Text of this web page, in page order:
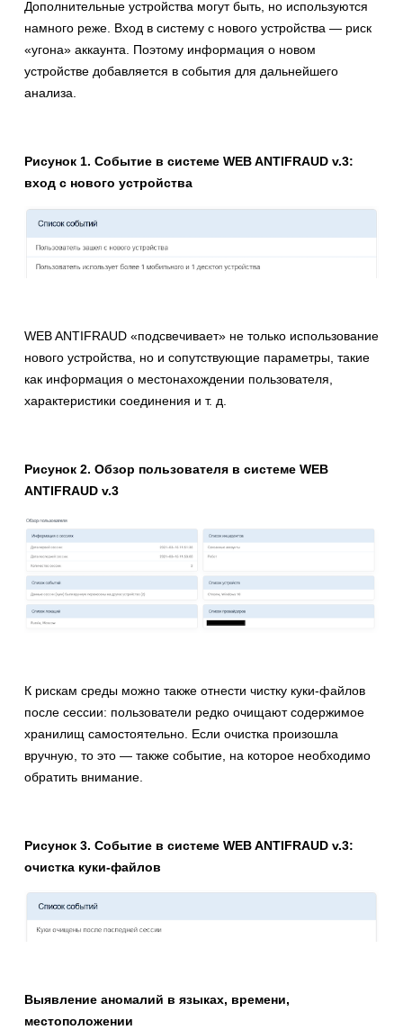
Дополнительные устройства могут быть, но используются
намного реже. Вход в систему с нового устройства — риск
«угона» аккаунта. Поэтому информация о новом
устройстве добавляется в события для дальнейшего
анализа.
Рисунок 1. Событие в системе WEB ANTIFRAUD v.3:
вход с нового устройства
WEB ANTIFRAUD «подсвечивает» не только использование
нового устройства, но и сопутствующие параметры, такие
как информация о местонахождении пользователя,
характеристики соединения и т. д.
Рисунок 2. Обзор пользователя в системе WEB
ANTIFRAUD v.3
К рискам среды можно также отнести чистку куки-файлов
после сессии: пользователи редко очищают содержимое
хранилищ самостоятельно. Если очистка произошла
вручную, то это — также событие, на которое необходимо
обратить внимание.
Рисунок 3. Событие в системе WEB ANTIFRAUD v.3:
очистка куки-файлов
Выявление аномалий в языках, времени,
местоположении